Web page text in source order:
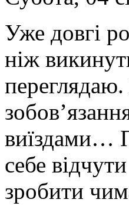
Уже довгі
ніж
переглядаю.
виїздами…
себе
зробити